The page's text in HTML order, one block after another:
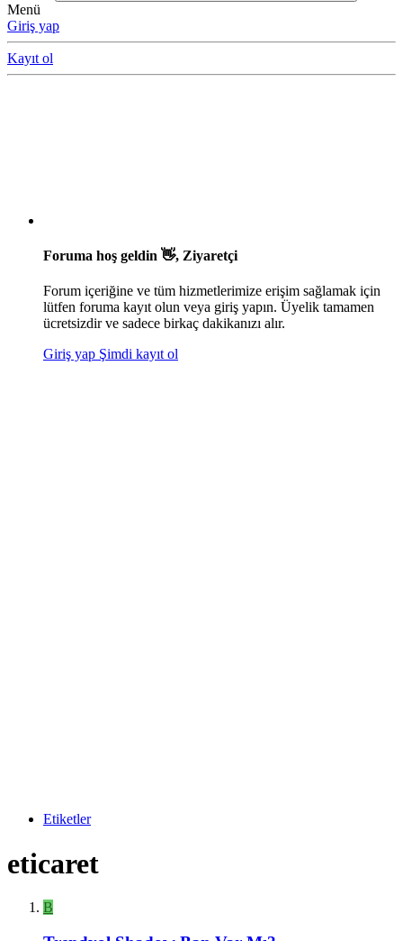
Menü
Giriş yap
Kayıt ol
Foruma hoş geldin 👋, Ziyaretçi
Forum içeriğine ve tüm hizmetlerimize erişim sağlamak için
lütfen foruma kayıt olun veya giriş yapın. Üyelik tamamen
ücretsizdir ve sadece birkaç dakikanızı alır.
Giriş yap Şimdi kayıt ol
Etiketler
eticaret
B